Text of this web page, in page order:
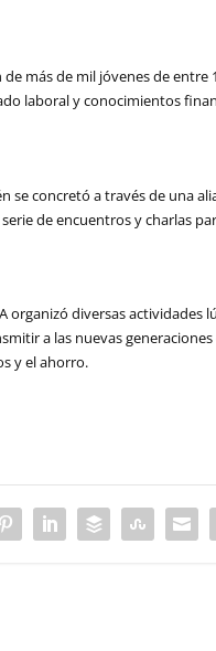
más de mil jóvenes de
laboral y conocimientos
concretó a través de una
de encuentros y charlas
organizó diversas
a las nuevas
y el ahorro.